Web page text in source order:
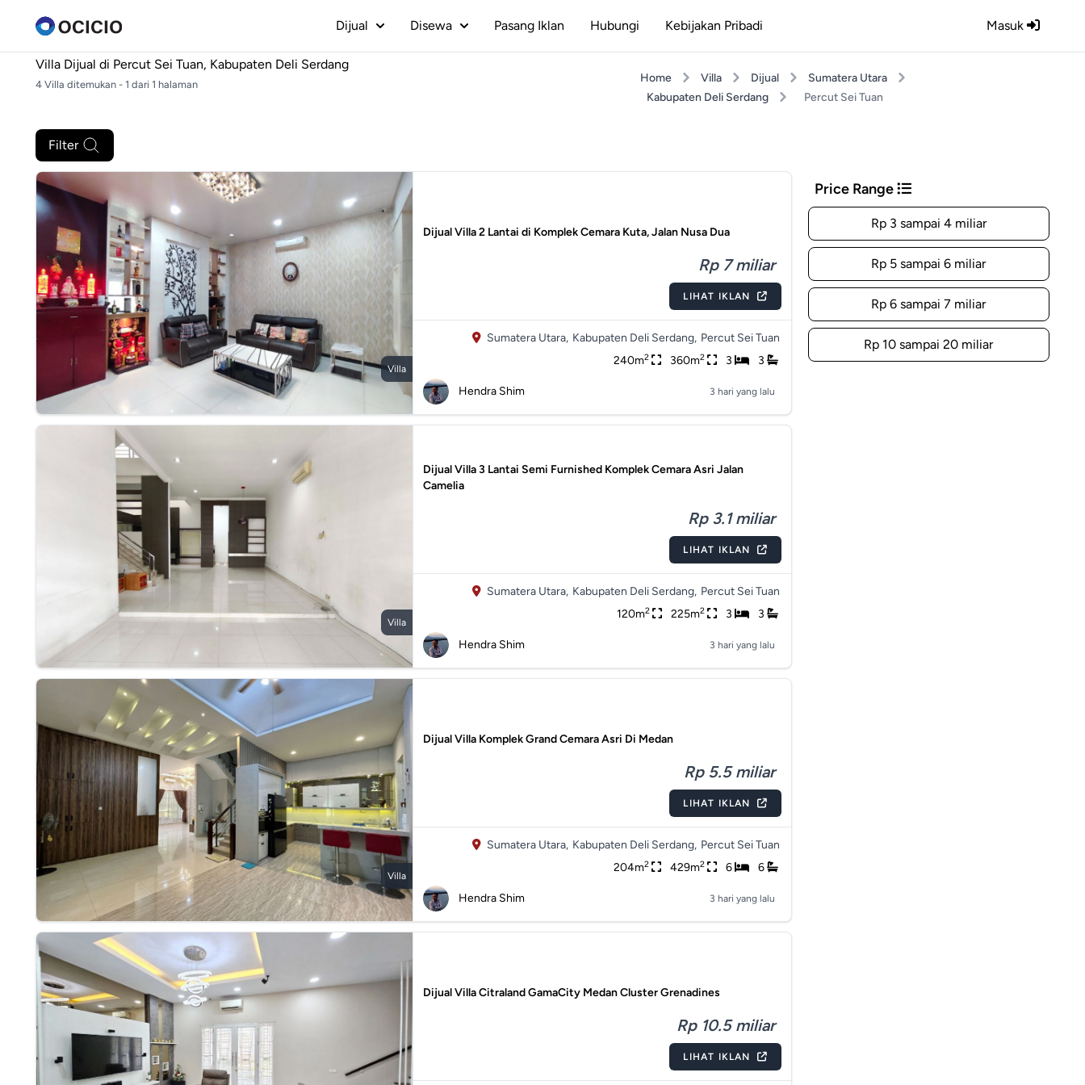
Masuk
Dijual Disewa Pasang Iklan Hubungi Kebijakan Pribadi
Villa Dijual di Percut Sei Tuan, Kabupaten Deli Serdang
4 Villa ditemukan - 1 dari 1 halaman Home Villa Dijual
Sumatera Utara
Kabupaten Deli Serdang
Percut Sei Tuan
Filter
Villa
Dijual Villa 2 Lantai di Komplek Cemara Kuta, Jalan Nusa Dua
Rp 7 miliar
LIHAT IKLAN
Sumatera Utara, Kabupaten Deli Serdang, Percut Sei Tuan
240m2 360m2 3 3
Hendra Shim 3 hari yang lalu
Villa
Dijual Villa 3 Lantai Semi Furnished Komplek Cemara Asri Jalan
Camelia
Rp 3.1 miliar
LIHAT IKLAN
Sumatera Utara, Kabupaten Deli Serdang, Percut Sei Tuan
120m2 225m2 3 3
Hendra Shim 3 hari yang lalu
Villa
Dijual Villa Komplek Grand Cemara Asri Di Medan
Rp 5.5 miliar
LIHAT IKLAN
Sumatera Utara, Kabupaten Deli Serdang, Percut Sei Tuan
204m2 429m2 6 6
Hendra Shim 3 hari yang lalu
Dijual Villa Citraland GamaCity Medan Cluster Grenadines
Rp 10.5 miliar
LIHAT IKLAN
Price Range
Rp 3 sampai 4 miliar
Rp 5 sampai 6 miliar
Rp 6 sampai 7 miliar
Rp 10 sampai 20 miliar